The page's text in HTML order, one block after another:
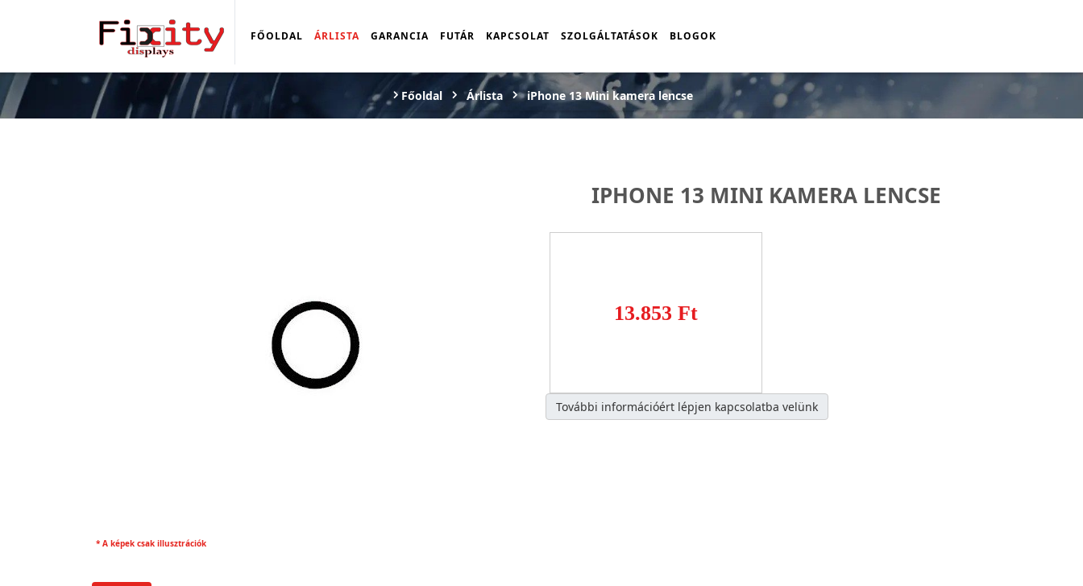
FŐOLDAL ÁRLISTA GARANCIA FUTÁR KAPCSOLAT SZOLGÁLTATÁSOK BLOGOK
Főoldal Árlista iPhone 13 Mini kamera lencse
* A képek csak illusztrációk
IPHONE 13 MINI KAMERA LENCSE
13.853 Ft
További információért lépjen kapcsolatba velünk